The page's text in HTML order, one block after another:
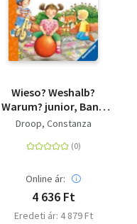
Wieso? Weshalb?
Warum? junior, Band
14: Was ich alles kann
Droop, Constanza
Online ár:
4 636 Ft
Eredeti ár: 4 879 Ft